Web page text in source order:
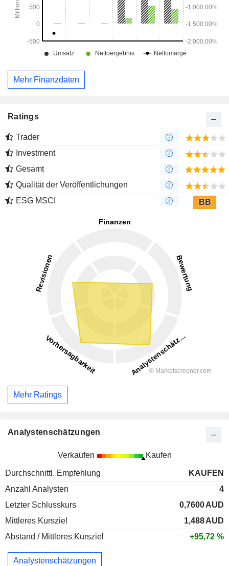
Mehr Finanzdaten
Ratings
Trader
Investment
Gesamt
Qualität der Veröffentlichungen
ESG MSCI
BB
Mehr Ratings
Analystenschätzungen
Verkaufen Kaufen
Durchschnittl. Empfehlung
KAUFEN
Anzahl Analysten
4
Letzter Schlusskurs
0,7600AUD
Mittleres Kursziel
1,488AUD
Abstand / Mittleres Kursziel
+95,72 %
Analystenschätzungen